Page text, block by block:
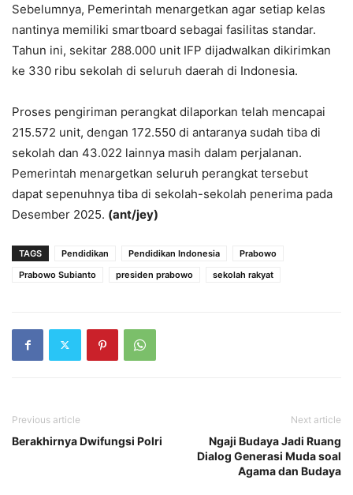
Sebelumnya, Pemerintah menargetkan agar setiap kelas
nantinya memiliki smartboard sebagai fasilitas standar.
Tahun ini, sekitar 288.000 unit IFP dijadwalkan dikirimkan
ke 330 ribu sekolah di seluruh daerah di Indonesia.
Proses pengiriman perangkat dilaporkan telah mencapai
215.572 unit, dengan 172.550 di antaranya sudah tiba di
sekolah dan 43.022 lainnya masih dalam perjalanan.
Pemerintah menargetkan seluruh perangkat tersebut
dapat sepenuhnya tiba di sekolah-sekolah penerima pada
Desember 2025. (ant/jey)
TAGS Pendidikan Pendidikan Indonesia
Prabowo
Prabowo Subianto
presiden prabowo sekolah rakyat
Previous article
Berakhirnya Dwifungsi Polri
Next article
Ngaji Budaya Jadi Ruang
Dialog Generasi Muda soal
Agama dan Budaya